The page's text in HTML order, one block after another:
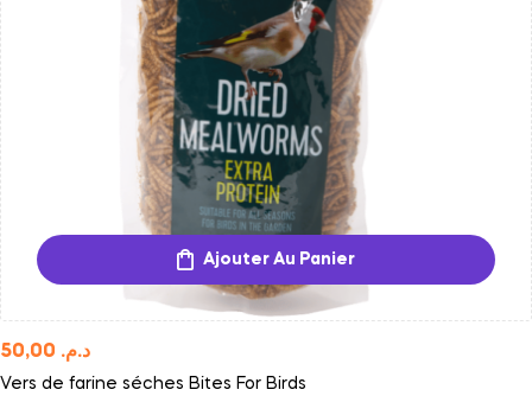
Ajouter Au Panier
د.م.
Vers de farine séches Bites For Birds